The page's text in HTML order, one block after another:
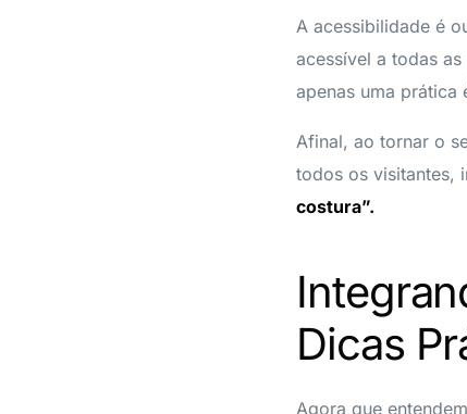
A acessibilidade é
acessível a todas
apenas uma prática
Afinal, ao tornar o
todos os visitantes,
costura”.
Dicas
Agora que